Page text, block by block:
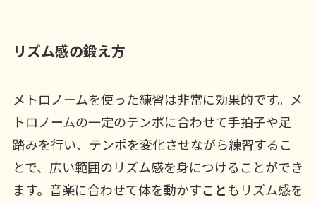
リズム感の鍛え方
メトロノームを使った練習は非常に効果的です。メ
トロノームの一定のテンポに合わせて手拍子や足
踏みを行い、テンポを変化させながら練習するこ
とで、広い範囲のリズム感を身につけることができ
ます。音楽に合わせて体を動かすこともリズム感を